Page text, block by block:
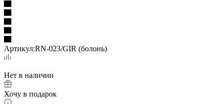
Артикул:RN-023/GIR (болонь)
Нет в наличии
Хочу в подарок